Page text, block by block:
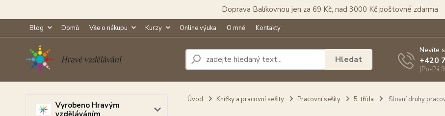
Doprava Balíkovnou jen za 69 Kč, nad 3000 Kč poštovné zdarma
Blog Domů Vše o nákupu Kurzy Online výuka O mně Kontakty
Hledat
Nevíte
+420
(Po-Pá
Vyrobeno Hravým
vzděláváním
Úvod Knížky a pracovní sešity Pracovní sešity 5. třída Slovní druhy